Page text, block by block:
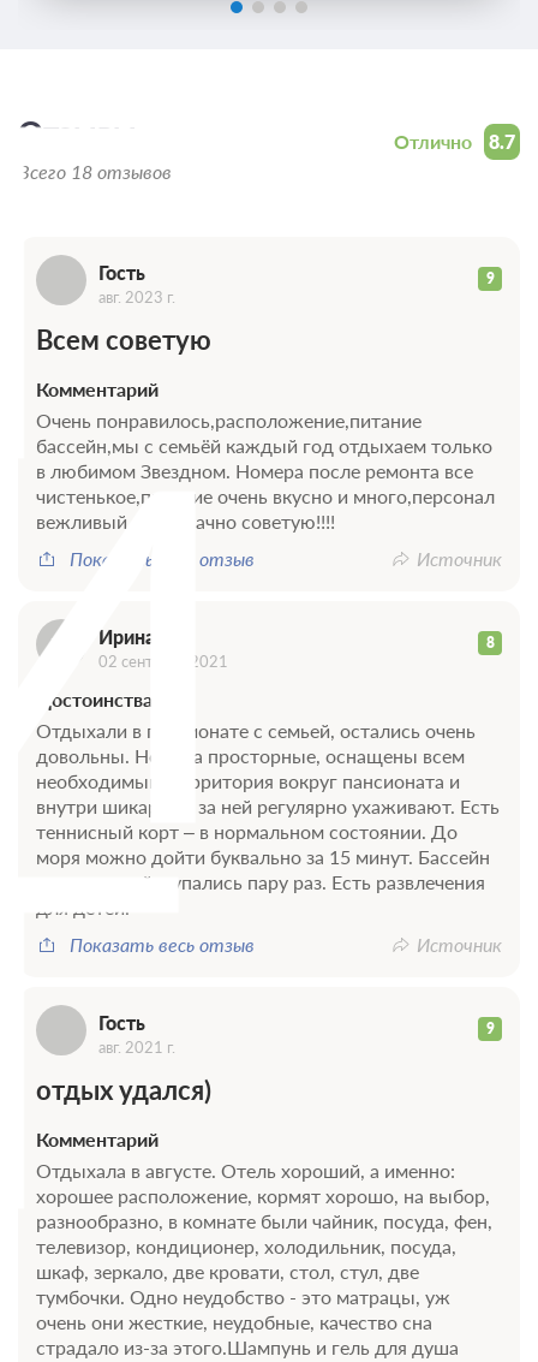
8.7
Отлично
Отзывы
Всего 18 отзывов
Гость 9
авг. 2023 г.
Всем советую
Комментарий
Очень понравилось,расположение,питание
бассейн,мы с семьёй каждый год отдыхаем только
в любимом Звездном. Номера после ремонта все
чистенькое,питание очень вкусно и много,персонал
вежливый,однозначно советую!!!!
Показать весь отзыв
Источник
Ирина 8
02 сентября 2021
Достоинства
Отдыхали в пансионате с семьей, остались очень
довольны. Номера просторные, оснащены всем
необходимым. Территория вокруг пансионата и
внутри шикарная, за ней регулярно ухаживают. Есть
теннисный корт – в нормальном состоянии. До
моря можно дойти буквально за 15 минут. Бассейн
очень крутой, купались пару раз. Есть развлечения
Показать весь отзыв
Источник
Гость 9
авг. 2021 г.
отдых удался)
Комментарий
Отдыхала в августе. Отель хороший, а именно:
хорошее расположение, кормят хорошо, на выбор,
разнообразно, в комнате были чайник, посуда, фен,
телевизор, кондиционер, холодильник, посуда,
шкаф, зеркало, две кровати, стол, стул, две
тумбочки. Одно неудобство - это матрацы, уж
очень они жесткие, неудобные, качество сна
страдало из-за этого.Шампунь и гель для душа